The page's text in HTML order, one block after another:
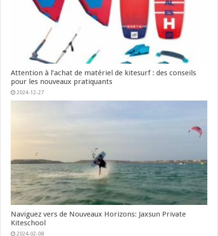
Attention à l’achat de matériel de kitesurf : des conseils
pour les nouveaux pratiquants
2024-12-27
Naviguez vers de Nouveaux Horizons: Jaxsun Private
Kiteschool
2024-02-08